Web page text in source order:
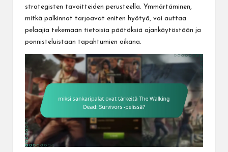
strategisten tavoitteiden perusteella. Ymmärtäminen,
mitkä palkinnot tarjoavat eniten hyötyä, voi auttaa
pelaajia tekemään tietoisia päätöksiä ajankäytöstään ja
ponnisteluistaan tapahtumien aikana.